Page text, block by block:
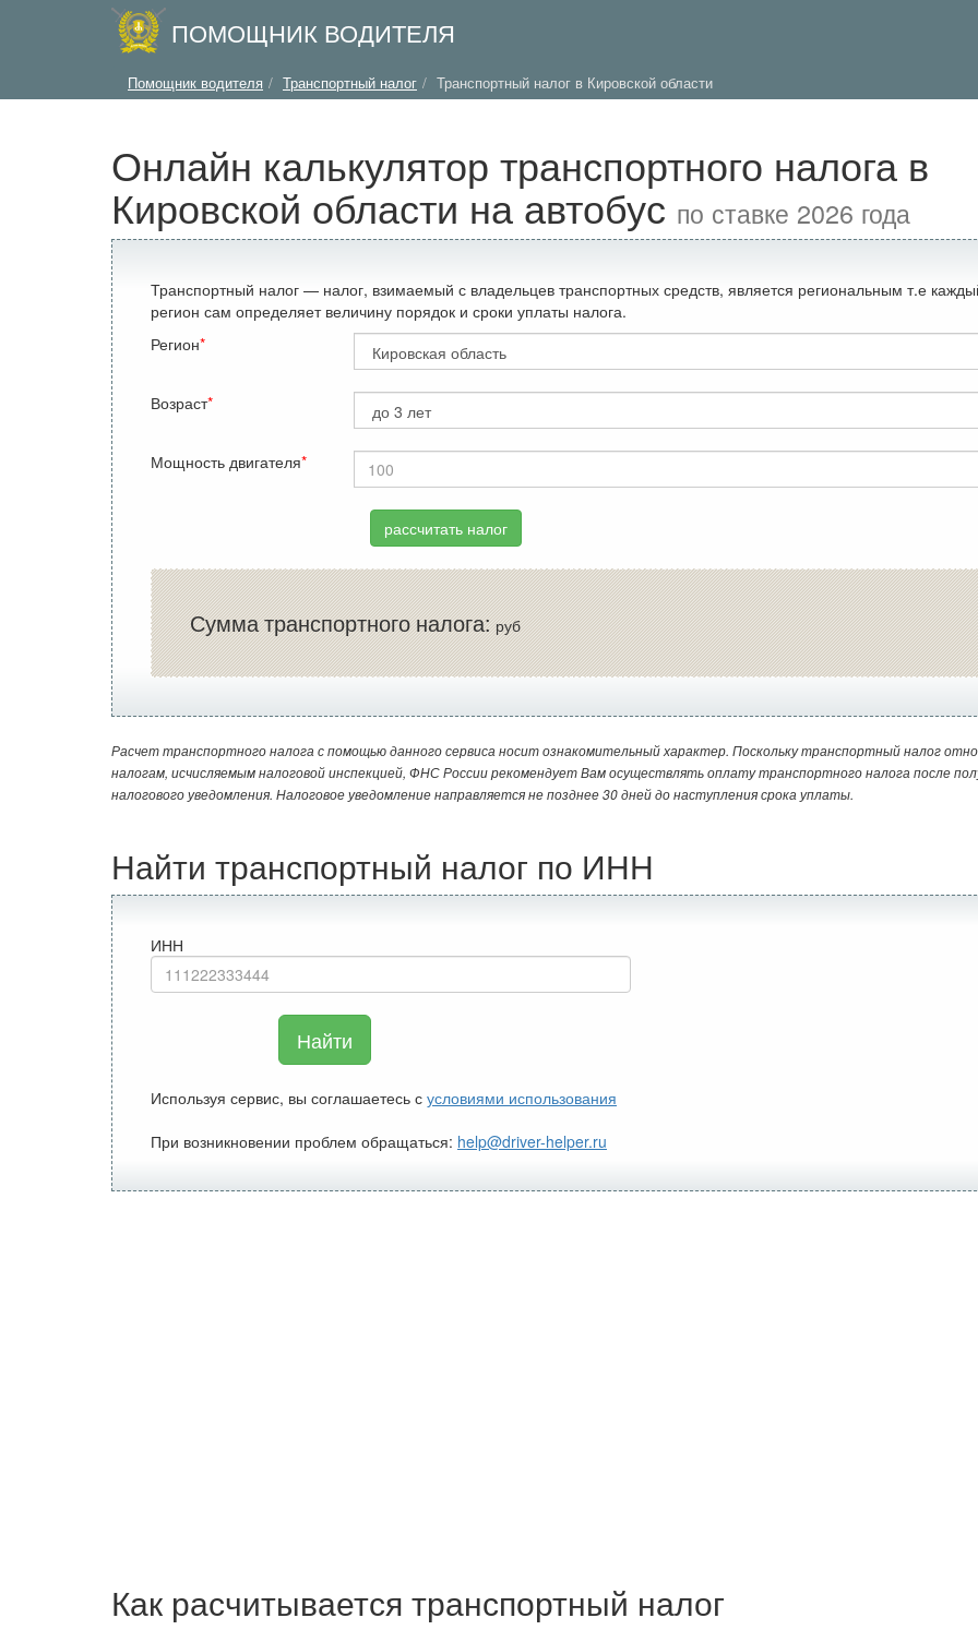
ПОМОЩНИК ВОДИТЕЛЯ
Помощник водителя Транспортный налог Транспортный налог в Кировской области
Онлайн калькулятор транспортного налога в
Кировской области на автобус по ставке 2026 года
Транспортный налог — налог, взимаемый с владельцев транспортных средств, является региональным т.е
регион сам определяет величину порядок и сроки уплаты налога.
Регион
Возраст
Мощность двигателя
рассчитать налог
Сумма транспортного налога:руб
Расчет транспортного налога с помощью данного сервиса носит ознакомительный характер. Поскольку транспортный налог
налогам, исчисляемым налоговой инспекцией, ФНС России рекомендует Вам осуществлять оплату транспортного налога после
налогового уведомления. Налоговое уведомление направляется не позднее 30 дней до наступления срока уплаты.
Найти транспортный налог по ИНН
ИНН
Найти
Используя сервис, вы соглашаетесь с условиями использования
При возникновении проблем обращаться: help@driver-helper.ru
Как расчитывается транспортный налог